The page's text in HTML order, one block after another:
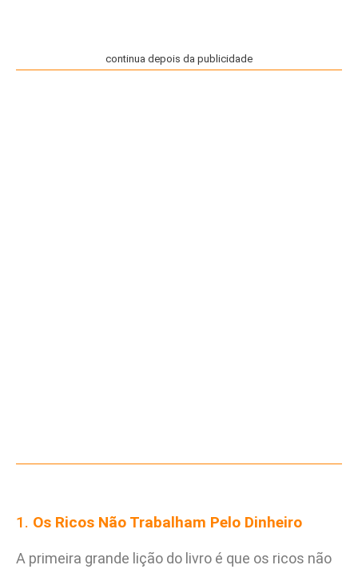
continua depois da publicidade
1. Os Ricos Não Trabalham Pelo Dinheiro
A primeira grande lição do livro é que os ricos não